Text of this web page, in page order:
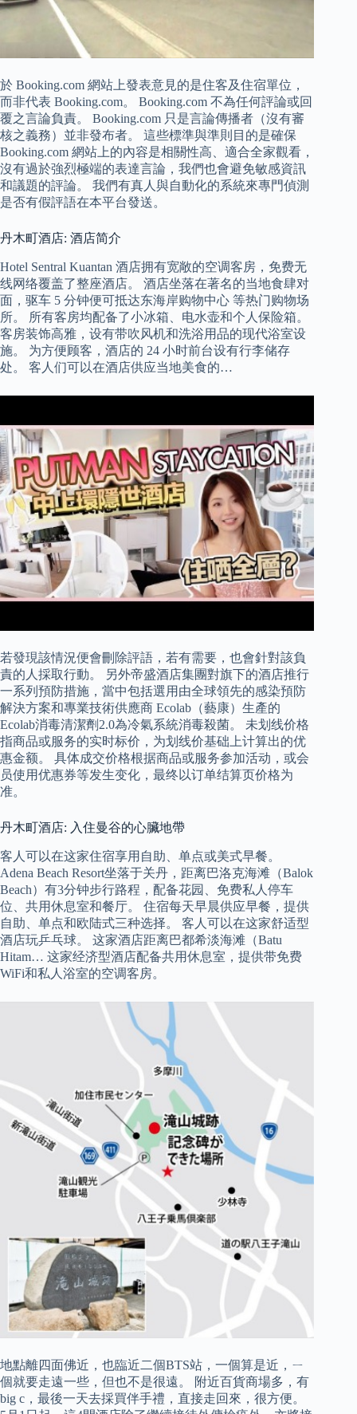
於 Booking.com 網站上發表意見的是住客及住宿單位，
而非代表 Booking.com。 Booking.com 不為任何評論或回
覆之言論負責。 Booking.com 只是言論傳播者（沒有審
核之義務）並非發布者。 這些標準與準則目的是確保
Booking.com 網站上的內容是相關性高、適合全家觀看，
沒有過於強烈極端的表達言論，我們也會避免敏感資訊
和議題的評論。 我們有真人與自動化的系統來專門偵測
是否有假評語在本平台發送。
丹木町酒店: 酒店简介
Hotel Sentral Kuantan 酒店拥有宽敞的空调客房，免费无
线网络覆盖了整座酒店。 酒店坐落在著名的当地食肆对
面，驱车 5 分钟便可抵达东海岸购物中心 等热门购物场
所。 所有客房均配备了小冰箱、电水壶和个人保险箱。
客房装饰高雅，设有带吹风机和洗浴用品的现代浴室设
施。 为方便顾客，酒店的 24 小时前台设有行李储存
处。 客人们可以在酒店供应当地美食的…
若發現該情況便會刪除評語，若有需要，也會針對該負
責的人採取行動。 另外帝盛酒店集團對旗下的酒店推行
一系列預防措施，當中包括選用由全球領先的感染預防
解決方案和專業技術供應商 Ecolab（藝康）生產的
Ecolab消毒清潔劑2.0為冷氣系統消毒殺菌。 未划线价格
指商品或服务的实时标价，为划线价基础上计算出的优
惠金额。 具体成交价格根据商品或服务参加活动，或会
员使用优惠券等发生变化，最终以订单结算页价格为
准。
丹木町酒店: 入住曼谷的心臟地帶
客人可以在这家住宿享用自助、单点或美式早餐。
Adena Beach Resort坐落于关丹，距离巴洛克海滩（Balok
Beach）有3分钟步行路程，配备花园、免费私人停车
位、共用休息室和餐厅。 住宿每天早晨供应早餐，提供
自助、单点和欧陆式三种选择。 客人可以在这家舒适型
酒店玩乒乓球。 这家酒店距离巴都希淡海滩（Batu
Hitam… 这家经济型酒店配备共用休息室，提供带免费
WiFi和私人浴室的空调客房。
地點離四面佛近，也臨近二個BTS站，一個算是近，ㄧ
個就要走遠一些，但也不是很遠。 附近百貨商場多，有
big c，最後一天去採買伴手禮，直接走回來，很方便。